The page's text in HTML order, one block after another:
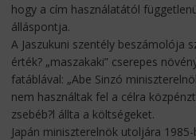
hogy a cím használatától
álláspontja.
A Jaszukuni szentély beszámolója
érték? „maszakaki” cserepes
fatáblával: „Abe Sinzó
nem használtak fel a célra
zsebéb?l állta a költségeket.
Japán miniszterelnök utoljára